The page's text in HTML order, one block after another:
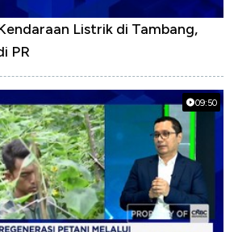
Listrik di Tambang,
PR
09:50